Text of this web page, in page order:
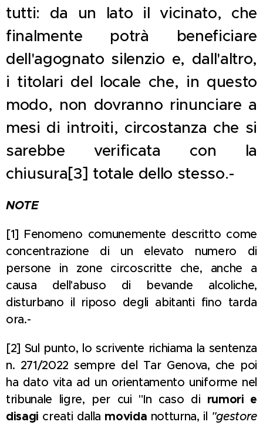
tutti: da un lato il vicinato, che
finalmente potrà beneficiare
dell'agognato silenzio e, dall'altro,
i titolari del locale che, in questo
modo, non dovranno rinunciare a
mesi di introiti, circostanza che si
sarebbe verificata con la
chiusura[3] totale dello stesso.-
NOTE
[1] Fenomeno comunemente descritto come
concentrazione di un elevato numero di
persone in zone circoscritte che, anche a
causa dell'abuso di bevande alcoliche,
disturbano il riposo degli abitanti fino tarda
ora.-
[2] Sul punto, lo scrivente richiama la sentenza
n. 271/2022 sempre del Tar Genova, che poi
ha dato vita ad un orientamento uniforme nel
tribunale ligre, per cui "In caso di rumori e
disagi creati dalla movida notturna, il "gestore